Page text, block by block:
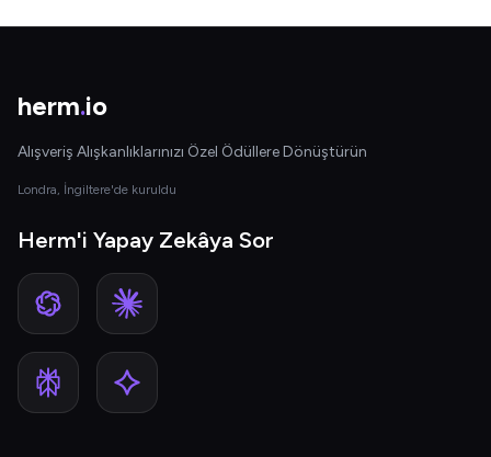
herm.io
Alışveriş Alışkanlıklarınızı Özel Ödüllere Dönüştürün
Londra, İngiltere'de kuruldu
Herm'i Yapay Zekâya Sor